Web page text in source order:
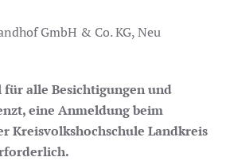
GmbH & Co. KG, Neu
alle Besichtigungen und
eine Anmeldung beim
Kreisvolkshochschule Landkreis